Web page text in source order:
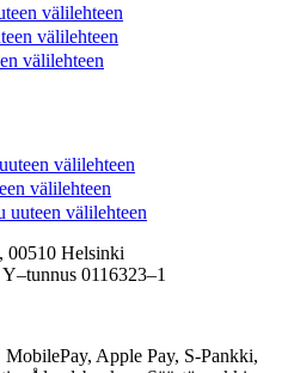
välilehteen
välilehteen
välilehteen
välilehteen
välilehteen
uuteen välilehteen
00510 Helsinki
Y–tunnus 0116323–1
MobilePay, Apple Pay, S-Pankki,